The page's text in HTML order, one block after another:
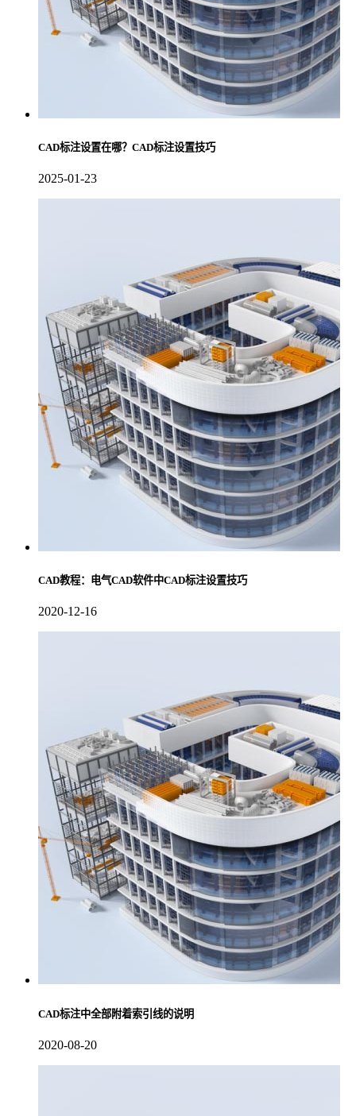
CAD标注设置在哪？CAD标注设置技巧
2025-01-23
CAD教程：电气CAD软件中CAD标注设置技巧
2020-12-16
CAD标注中全部附着索引线的说明
2020-08-20